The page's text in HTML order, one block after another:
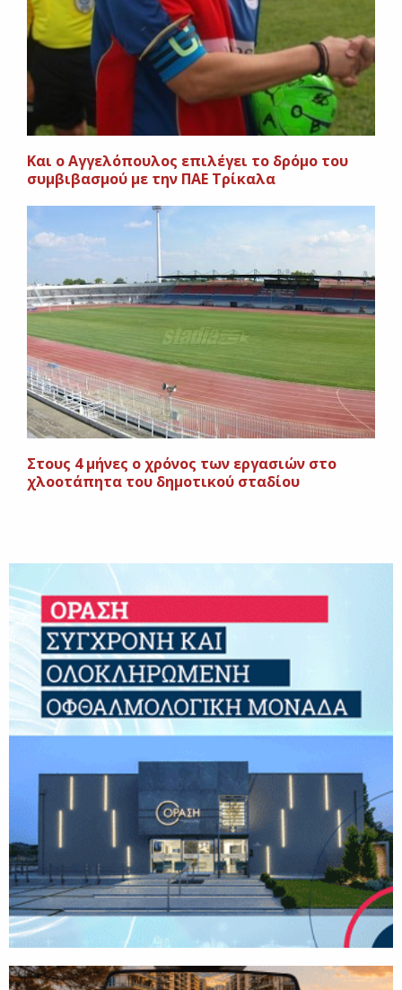
Kαι ο Αγγελόπουλος επιλέγει το δρόμο του
συμβιβασμού με την ΠΑΕ Τρίκαλα
Στους 4 μήνες ο χρόνος των εργασιών στο
χλοοτάπητα του δημοτικού σταδίου